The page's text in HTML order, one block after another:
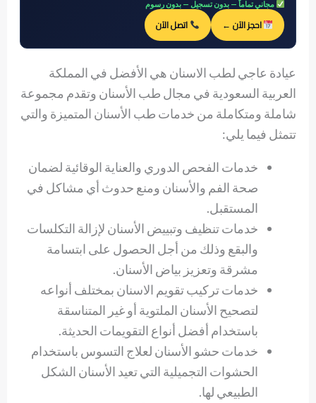
مجاني تماماً — بدون تسجيل — بدون رسوم
احجز الآن ← اتصل الآن
عيادة عاجي لطب الاسنان هي الأفضل في المملكة
العربية السعودية في مجال طب الأسنان وتقدم مجموعة
شاملة ومتكاملة من خدمات طب الأسنان المتميزة والتي
تتمثل فيما يلي:
خدمات الفحص الدوري والعناية الوقائية لضمان
صحة الفم والأسنان ومنع حدوث أي مشاكل في
المستقبل.
خدمات تنظيف وتبييض الأسنان لإزالة التكلسات
والبقع وذلك من أجل الحصول على ابتسامة
مشرقة وتعزيز بياض الأسنان.
خدمات تركيب تقويم الاسنان بمختلف أنواعه
لتصحيح الأسنان الملتوية أو غير المتناسقة
باستخدام أفضل أنواع التقويمات الحديثة.
خدمات حشو الأسنان لعلاج التسوس باستخدام
الحشوات التجميلية التي تعيد الأسنان الشكل
الطبيعي لها.